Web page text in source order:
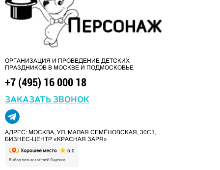
ОРГАНИЗАЦИЯ И ПРОВЕДЕНИЕ ДЕТСКИХ
ПРАЗДНИКОВ В МОСКВЕ И ПОДМОСКОВЬЕ
+7 (495) 16 000 18
ЗАКАЗАТЬ ЗВОНОК
АДРЕС: МОСКВА, УЛ. МАЛАЯ СЕМЁНОВСКАЯ, 30С1,
БИЗНЕС-ЦЕНТР «КРАСНАЯ ЗАРЯ»